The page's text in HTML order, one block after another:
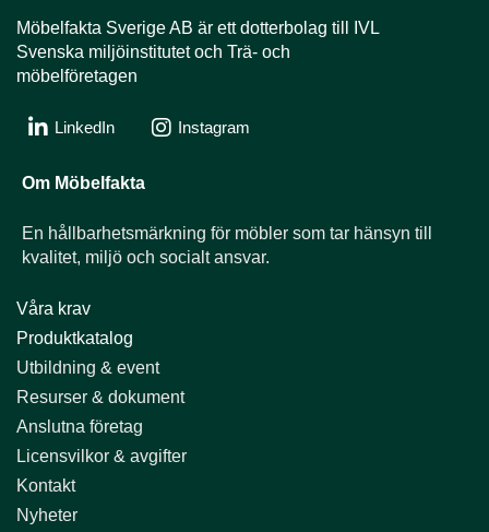
Möbelfakta Sverige AB är ​​​​​​​ett dotterbolag till IVL
Svenska miljöinstitutet och Trä- och
möbelföretagen
LinkedIn Instagram
Om Möbelfakta
En hållbarhets­märkning för möbler som tar hänsyn till
kvalitet, miljö och socialt ansvar.
Våra krav
Produktkatalog
Utbildning & event​​​​​​​
Resurser & dokument​​​​​​​
Anslutna företag
Licensvilkor & avgifter​​​​​​​
Kontakt
Nyheter